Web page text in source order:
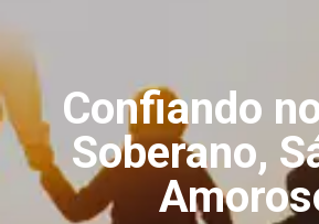
Confiando
Soberano,